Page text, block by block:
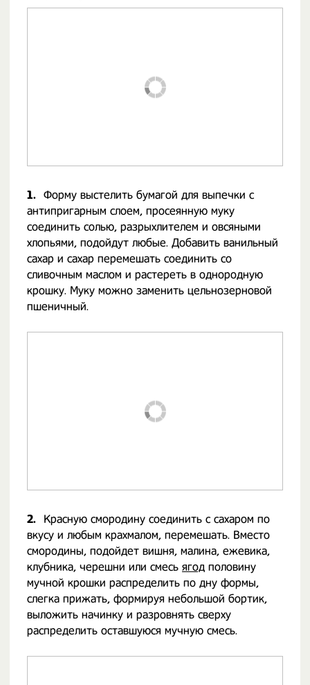
1. Форму выстелить бумагой для выпечки с
антипригарным слоем, просеянную муку
соединить солью, разрыхлителем и овсяными
хлопьями, подойдут любые. Добавить ванильный
сахар и сахар перемешать соединить со
сливочным маслом и растереть в однородную
крошку. Муку можно заменить цельнозерновой
пшеничный.
2.
Красную смородину соединить с сахаром по
вкусу и любым крахмалом, перемешать. Вместо
смородины, подойдет вишня, малина, ежевика,
клубника, черешни или смесь ягод половину
мучной крошки распределить по дну формы,
слегка прижать, формируя небольшой бортик,
выложить начинку и разровнять сверху
распределить оставшуюся мучную смесь.